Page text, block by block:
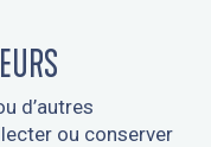
d’autres
ou conserver